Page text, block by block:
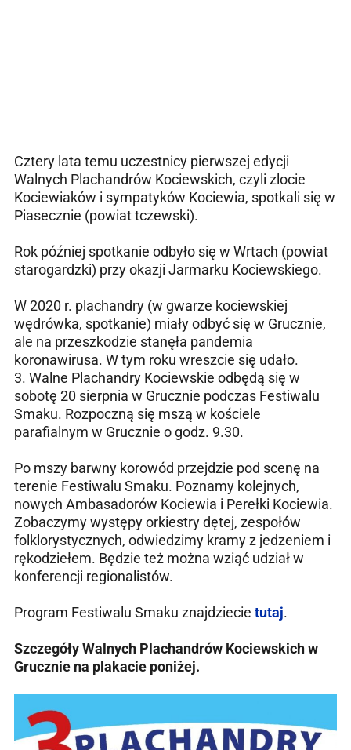
Cztery lata temu uczestnicy pierwszej edycji
Walnych Plachandrów Kociewskich, czyli zlocie
Kociewiaków i sympatyków Kociewia, spotkali się w
Piasecznie (powiat tczewski).
Rok później spotkanie odbyło się w Wrtach (powiat
starogardzki) przy okazji Jarmarku Kociewskiego.
W 2020 r. plachandry (w gwarze kociewskiej
wędrówka, spotkanie) miały odbyć się w Grucznie,
ale na przeszkodzie stanęła pandemia
koronawirusa. W tym roku wreszcie się udało.
3. Walne Plachandry Kociewskie odbędą się w
sobotę 20 sierpnia w Grucznie podczas Festiwalu
Smaku. Rozpoczną się mszą w kościele
parafialnym w Grucznie o godz. 9.30.
Po mszy barwny korowód przejdzie pod scenę na
terenie Festiwalu Smaku. Poznamy kolejnych,
nowych Ambasadorów Kociewia i Perełki Kociewia.
Zobaczymy występy orkiestry dętej, zespołów
folklorystycznych, odwiedzimy kramy z jedzeniem i
rękodziełem. Będzie też można wziąć udział w
konferencji regionalistów.
Program Festiwalu Smaku znajdziecie tutaj.
Szczegóły Walnych Plachandrów Kociewskich w
Grucznie na plakacie poniżej.